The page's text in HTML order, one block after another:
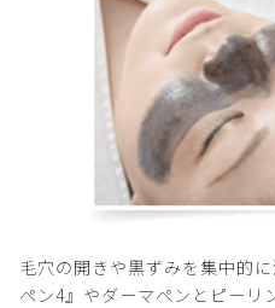
毛穴の開きや黒ずみを集中的
ペン4』やダーマペンとピーリ